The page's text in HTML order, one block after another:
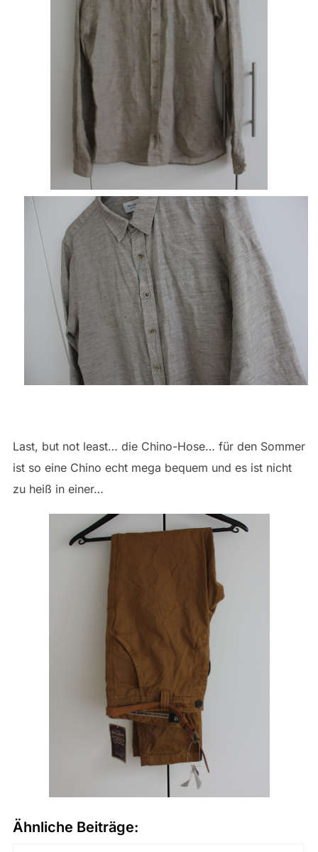
Last, but not least… die Chino-Hose… für den Sommer
ist so eine Chino echt mega bequem und es ist nicht
zu heiß in einer…
Ähnliche Beiträge: